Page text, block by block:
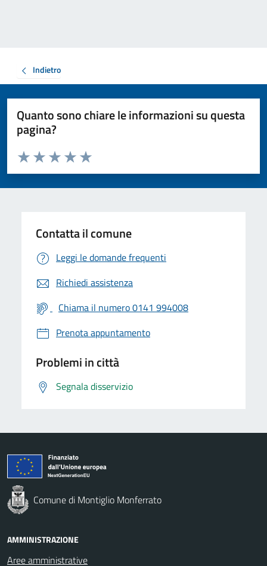
Indietro
Quanto sono chiare le informazioni su questa
pagina?
Valuta da 1 a 5 stelle la pagina
Valuta 5 stelle su 5
Valuta 4 stelle su 5
Valuta 3 stelle su 5
Valuta 2 stelle su 5
Valuta 1 stelle su 5
Contatta il comune
Leggi le domande frequenti
Richiedi assistenza
Chiama il numero 0141 994008
Prenota appuntamento
Problemi in città
Segnala disservizio
Comune di Montiglio Monferrato
AMMINISTRAZIONE
Aree amministrative